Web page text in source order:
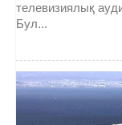
телевизиялық
Бул...